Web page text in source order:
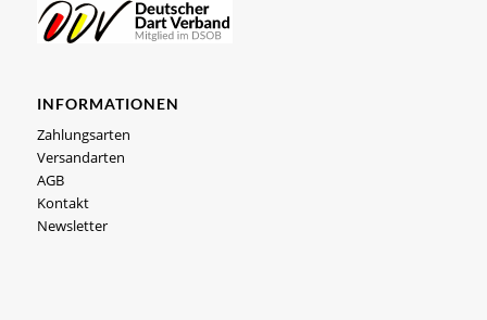
INFORMATIONEN
Zahlungsarten
Versandarten
AGB
Kontakt
Newsletter